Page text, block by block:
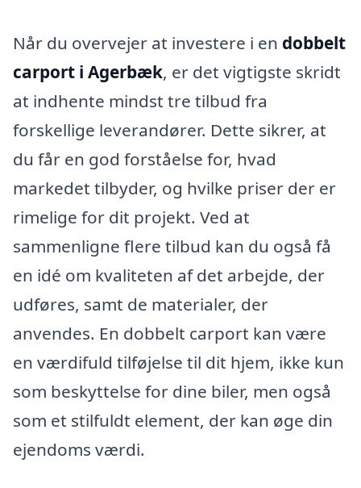
Når du overvejer at investere i en dobbelt
carport i Agerbæk, er det vigtigste skridt
at indhente mindst tre tilbud fra
forskellige leverandører. Dette sikrer, at
du får en god forståelse for, hvad
markedet tilbyder, og hvilke priser der er
rimelige for dit projekt. Ved at
sammenligne flere tilbud kan du også få
en idé om kvaliteten af det arbejde, der
udføres, samt de materialer, der
anvendes. En dobbelt carport kan være
en værdifuld tilføjelse til dit hjem, ikke kun
som beskyttelse for dine biler, men også
som et stilfuldt element, der kan øge din
ejendoms værdi.